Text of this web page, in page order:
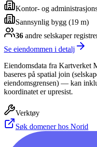
Kontor- og
Sannsynlig bygg (19 m)
36 andre selskaper
Se eiendommen i detalj
Eiendomsdata fra Kartverket
baseres på spatial join
eiendomsgrensen) — kan
koordinatet er upresist.
Verktøy
Søk domener hos Norid